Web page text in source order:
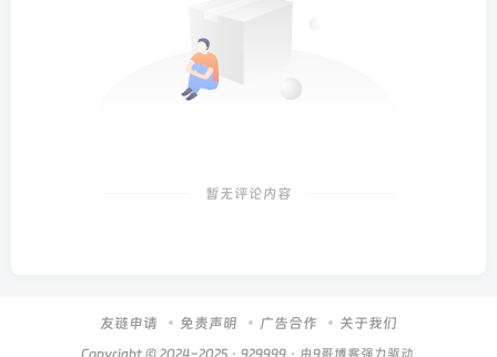
暂无评论内容
友链申请 免责声明 广告合作 关于我们
Copyright © 2024-2025 · 929999· 由9哥博客强力驱动.